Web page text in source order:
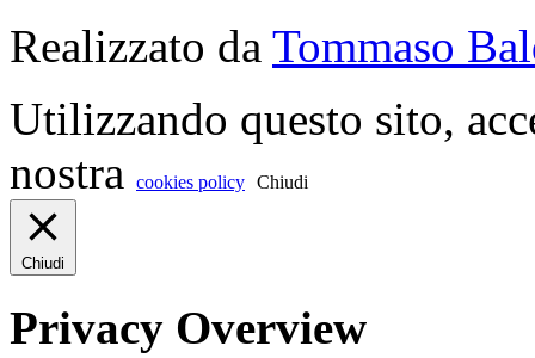
Realizzato da Tommaso
Utilizzando questo sito,
nostra
cookies policy Chiudi
Chiudi
Privacy Overview